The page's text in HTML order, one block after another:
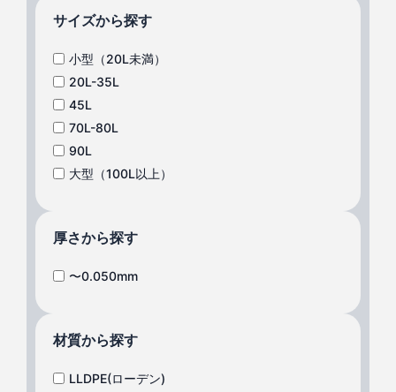
サイズから探す
小型（20L未満）
20L-35L
45L
70L-80L
90L
大型（100L以上）
厚さから探す
〜0.050mm
材質から探す
LLDPE(ローデン)